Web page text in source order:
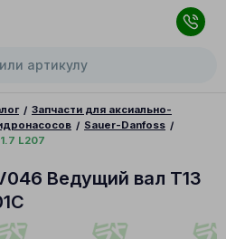
Запчасти для аксиально-
Sauer-Danfoss
L207
Ведущий вал T13